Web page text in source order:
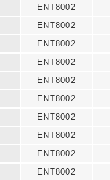
ENT8002
ENT8002
ENT8002
ENT8002
ENT8002
ENT8002
ENT8002
ENT8002
ENT8002
ENT8002